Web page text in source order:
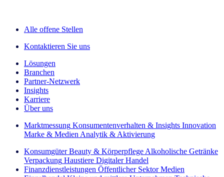
Alle offene Stellen
Kontaktieren Sie uns
Lösungen
Branchen
Partner-Netzwerk
Insights
Karriere
Über uns
Marktmessung Konsumentenverhalten & Insights Innovation
Marke & Medien Analytik & Aktivierung
Konsumgüter Beauty & Körperpflege Alkoholische Getränke
Verpackung Haustiere Digitaler Handel
Finanzdienstleistungen Öffentlicher Sektor Medien